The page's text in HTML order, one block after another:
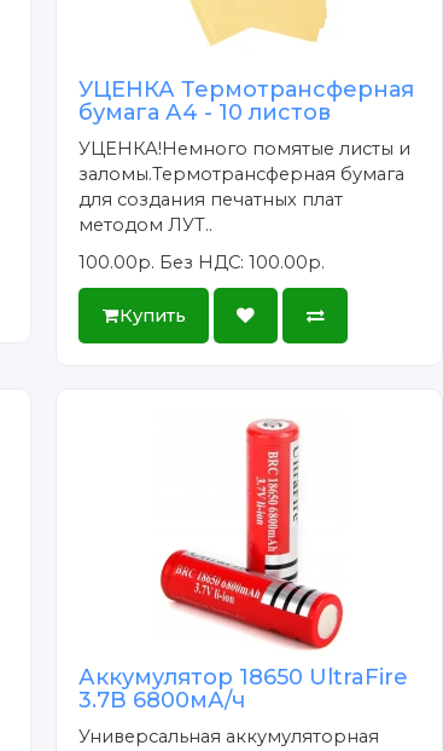
УЦЕНКА Термотрансферная
бумага А4 - 10 листов
УЦЕНКА!Немного помятые листы и
заломы.Термотрансферная бумага
для создания печатных плат
методом ЛУТ..
100.00р. Без НДС: 100.00р.
Купить
Аккумулятор 18650 UltraFire
3.7В 6800мА/ч
Универсальная аккумуляторная